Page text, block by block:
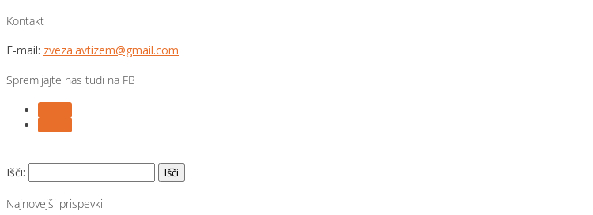
Kontakt
E-mail: zveza.avtizem@gmail.com
Spremljajte nas tudi na FB
Išči:
Najnovejši prispevki